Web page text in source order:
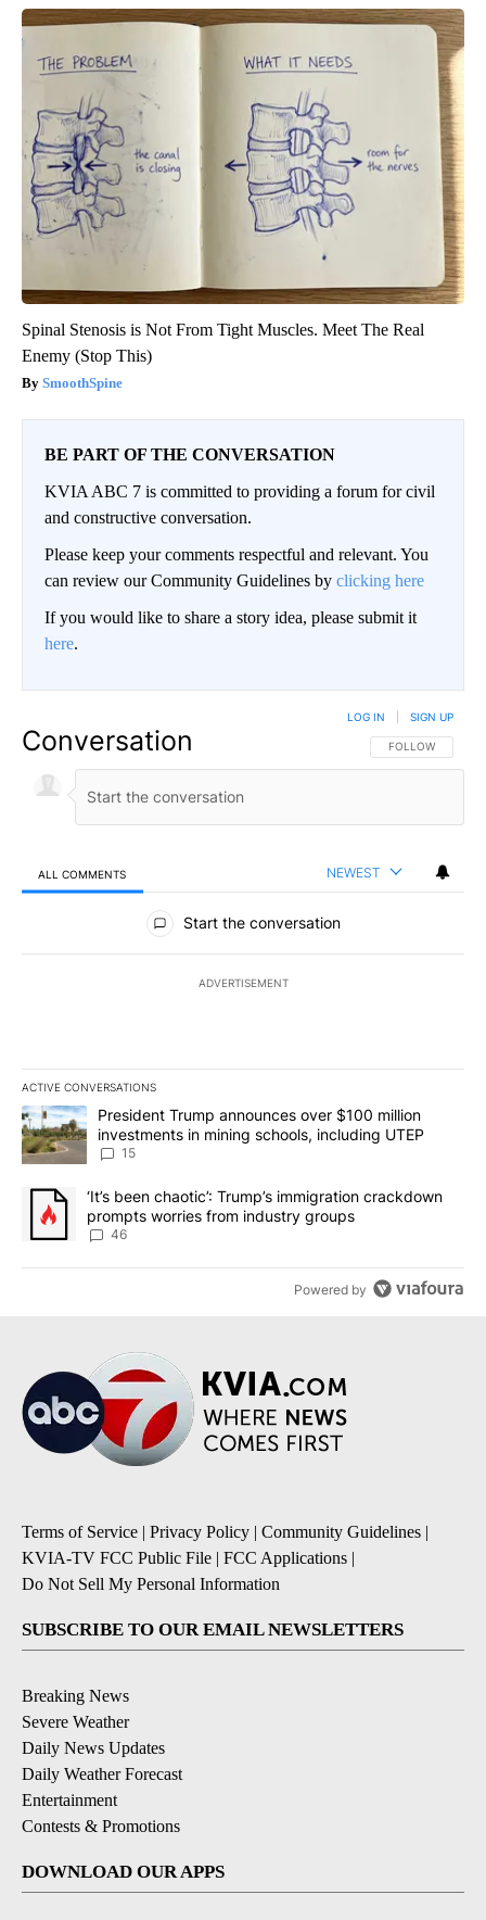
Spinal Stenosis is Not From Tight Muscles. Meet The Real
Enemy (Stop This)
SmoothSpine
BE PART OF THE CONVERSATION
KVIA ABC 7 is committed to providing a forum for civil
and constructive conversation.
Please keep your comments respectful and relevant. You
can review our Community Guidelines by clicking here
If you would like to share a story idea, please submit it
here.
Conversation FOLLOW THIS
FOLLOW
LOG IN SIGN UP
ALL COMMENTS NEWEST
All Comments
Start the conversation
ADVERTISEMENT
ACTIVE CONVERSATIONS
The following is a list of the most commented articles in the last
A trending article titled "President Trump announces over $100
President Trump announces over $100 million
investments in mining schools, including UTEP
15
A trending article titled "‘It’s been chaotic’: Trump’s
‘It’s been chaotic’: Trump’s immigration crackdown
prompts worries from industry groups
46
Powered by
Terms of Service | Privacy Policy | Community Guidelines |
KVIA-TV FCC Public File | FCC Applications |
Do Not Sell My Personal Information
SUBSCRIBE TO OUR EMAIL NEWSLETTERS
Breaking News
Severe Weather
Daily News Updates
Daily Weather Forecast
Entertainment
Contests & Promotions
DOWNLOAD OUR APPS